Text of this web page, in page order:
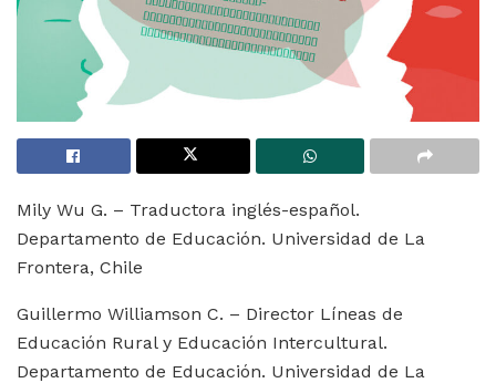
Mily Wu G. – Traductora inglés-español.
Departamento de Educación. Universidad de La
Frontera, Chile
Guillermo Williamson C. – Director Líneas de
Educación Rural y Educación Intercultural.
Departamento de Educación. Universidad de La